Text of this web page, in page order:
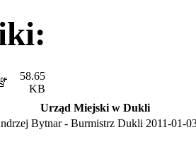
58.65
KB
Urząd Miejski w Dukli
Bytnar - Burmistrz Dukli 2011-01-